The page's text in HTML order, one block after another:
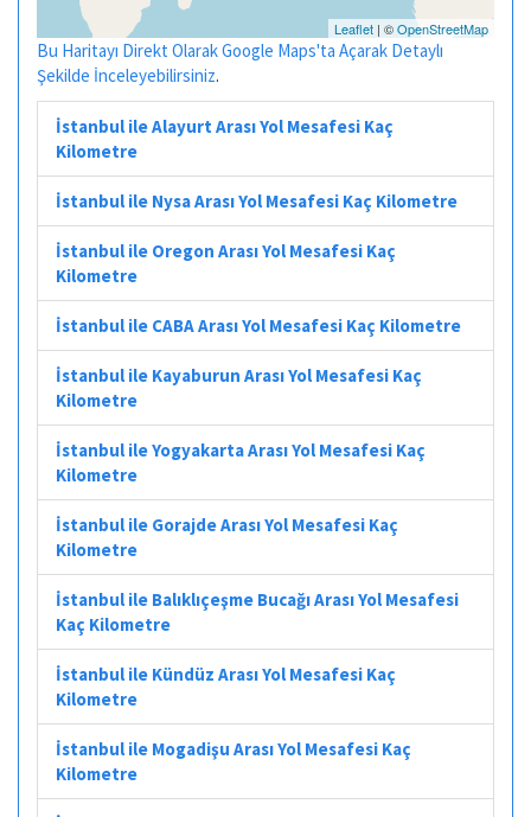
Leaflet | ©OpenStreetMap
Bu Haritayı Direkt Olarak Google Maps'ta Açarak Detaylı
Şekilde İnceleyebilirsiniz.
İstanbul ile Alayurt Arası Yol Mesafesi Kaç
Kilometre
İstanbul ile Nysa Arası Yol Mesafesi Kaç Kilometre
İstanbul ile Oregon Arası Yol Mesafesi Kaç
Kilometre
İstanbul ile CABA Arası Yol Mesafesi Kaç Kilometre
İstanbul ile Kayaburun Arası Yol Mesafesi Kaç
Kilometre
İstanbul ile Yogyakarta Arası Yol Mesafesi Kaç
Kilometre
İstanbul ile Gorajde Arası Yol Mesafesi Kaç
Kilometre
İstanbul ile Balıklıçeşme Bucağı Arası Yol Mesafesi
Kaç Kilometre
İstanbul ile Kündüz Arası Yol Mesafesi Kaç
Kilometre
İstanbul ile Mogadişu Arası Yol Mesafesi Kaç
Kilometre